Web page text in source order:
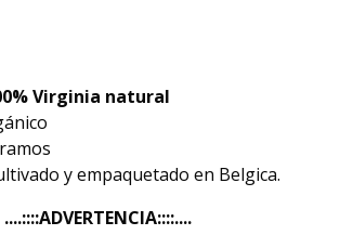
Virginia natural
y empaquetado en Belgica.
....::::ADVERTENCIA::::....